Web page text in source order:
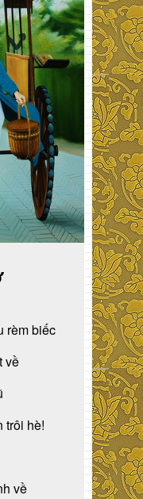
rèm biếc
về
trôi hè!
về